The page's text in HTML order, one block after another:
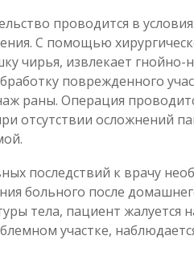
проводится в
С помощью
чирья, извлекает гнойно-
поврежденного
раны. Операция
отсутствии осложнений
последствий к врачу
больного после
тела, пациент жалуется
участке,